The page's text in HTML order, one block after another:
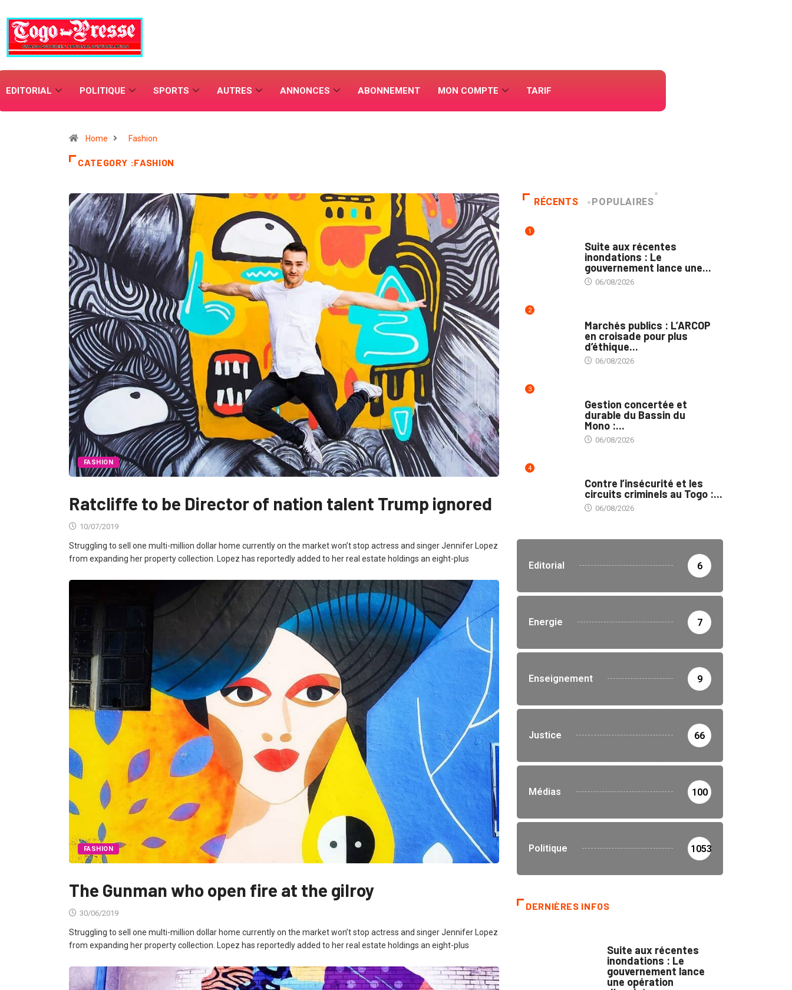
EDITORIAL POLITIQUE SPORTS AUTRES ANNONCES ABONNEMENT MON COMPTE TARIF
Home Fashion
CATEGORY :FASHION
FASHION
Ratcliffe to be Director of nation talent Trump ignored
10/07/2019
Struggling to sell one multi-million dollar home currently on the market won’t stop actress and singer Jennifer Lopez
from expanding her property collection. Lopez has reportedly added to her real estate holdings an eight-plus
FASHION
The Gunman who open fire at the gilroy
30/06/2019
Struggling to sell one multi-million dollar home currently on the market won’t stop actress and singer Jennifer Lopez
from expanding her property collection. Lopez has reportedly added to her real estate holdings an eight-plus
RÉCENTS POPULAIRES
1
Suite aux récentes
inondations : Le
gouvernement lance une...
06/08/2026
2
Marchés publics : L’ARCOP
en croisade pour plus
d’éthique...
06/08/2026
3
Gestion concertée et
durable du Bassin du
Mono :...
06/08/2026
4
Contre l’insécurité et les
circuits criminels au Togo :...
06/08/2026
Editorial 6
Energie 7
Enseignement 9
Justice 66
Médias 100
Politique 1053
DERNIÈRES INFOS
Suite aux récentes
inondations : Le
gouvernement lance
une opération